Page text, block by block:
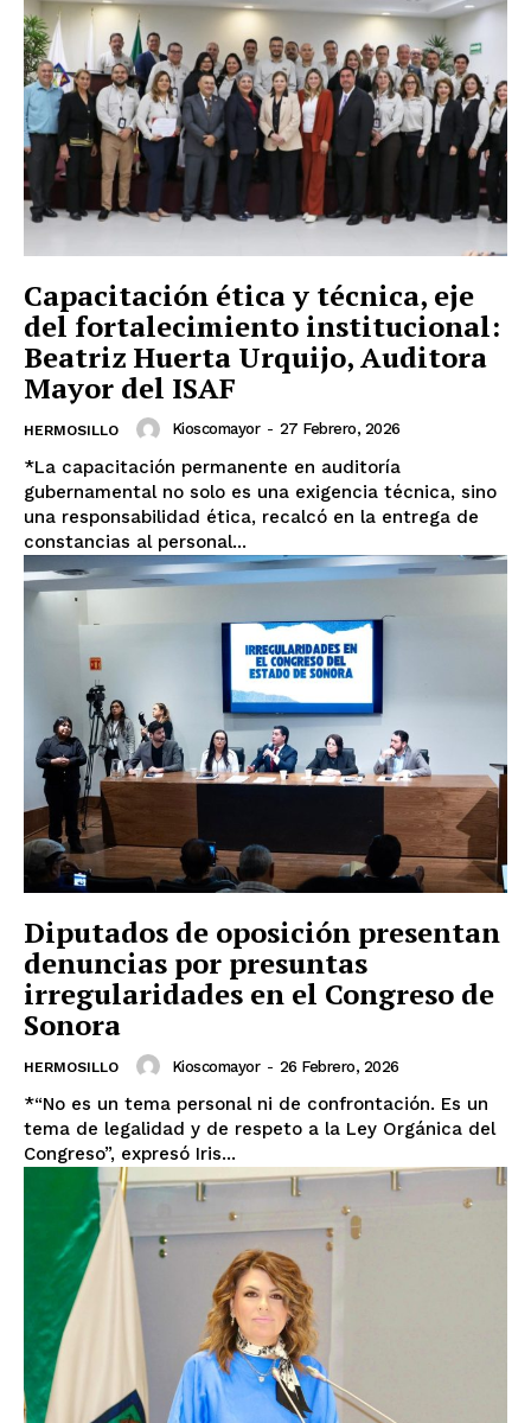
Capacitación ética y técnica, eje
del fortalecimiento institucional:
Beatriz Huerta Urquijo, Auditora
Mayor del ISAF
HERMOSILLO Kioscomayor - 27 Febrero, 2026
*La capacitación permanente en auditoría
gubernamental no solo es una exigencia técnica, sino
una responsabilidad ética, recalcó en la entrega de
constancias al personal...
Diputados de oposición presentan
denuncias por presuntas
irregularidades en el Congreso de
Sonora
HERMOSILLO Kioscomayor - 26 Febrero, 2026
*“No es un tema personal ni de confrontación. Es un
tema de legalidad y de respeto a la Ley Orgánica del
Congreso”, expresó Iris...